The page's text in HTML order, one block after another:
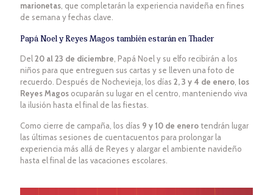
marionetas , que completarán la experiencia navideña en fines
de semana y fechas clave.
Papá Noel y Reyes Magos también estarán en Thader
Del 20 al 23 de diciembre , Papá Noel y su elfo recibirán a los
niños para que entreguen sus cartas y se lleven una foto de
recuerdo. Después de Nochevieja, los días 2, 3 y 4 de enero los
Reyes Magos ocuparán su lugar en el centro, manteniendo viva
la ilusión hasta el final de las fiestas.
Como cierre de campaña, los días 9 y 10 de enerotendrán lugar
las últimas sesiones de cuentacuentos para prolongar la
experiencia más allá de Reyes y alargar el ambiente navideño
hasta el final de las vacaciones escolares.